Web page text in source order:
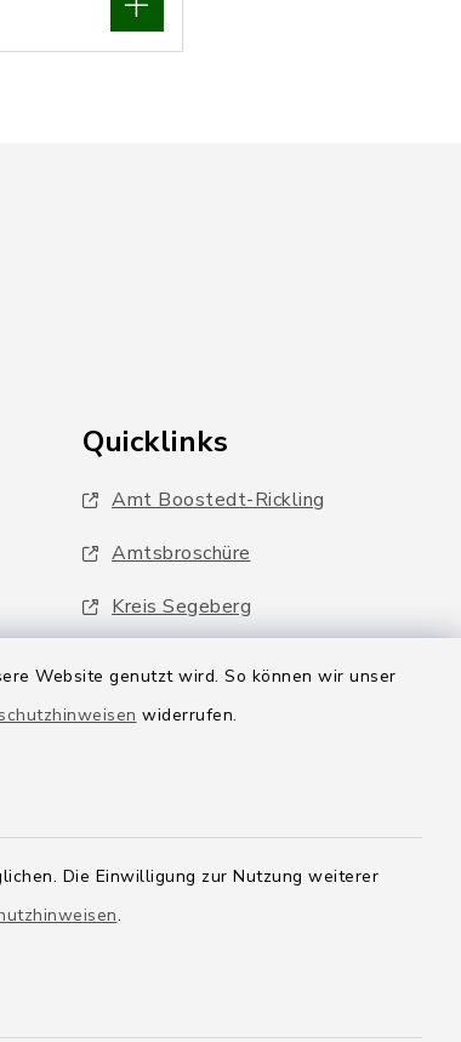
Website genutzt wird. So können wir unser
widerrufen.
Die Einwilligung zur Nutzung weiterer
.
Quicklinks
Amt Boostedt-Rickling
Amtsbroschüre
Kreis Segeberg